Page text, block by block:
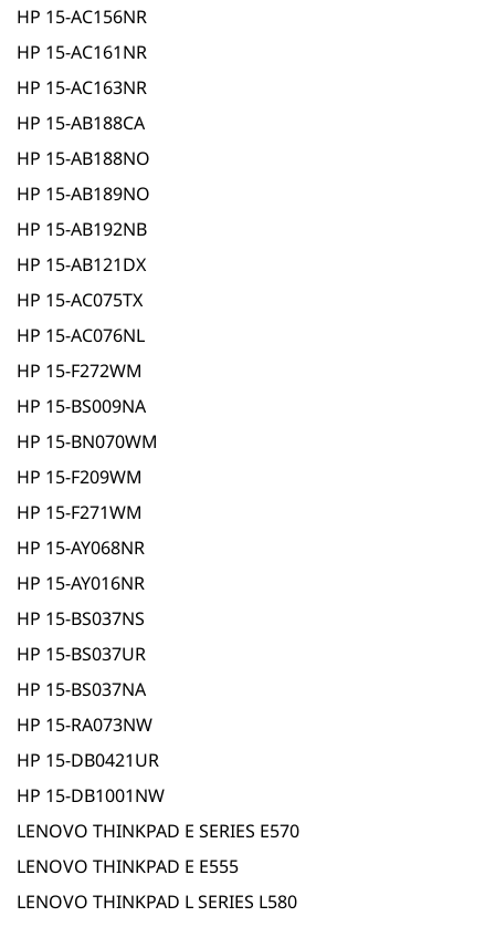
HP 15-AC156NR
HP 15-AC161NR
HP 15-AC163NR
HP 15-AB188CA
HP 15-AB188NO
HP 15-AB189NO
HP 15-AB192NB
HP 15-AB121DX
HP 15-AC075TX
HP 15-AC076NL
HP 15-F272WM
HP 15-BS009NA
HP 15-BN070WM
HP 15-F209WM
HP 15-F271WM
HP 15-AY068NR
HP 15-AY016NR
HP 15-BS037NS
HP 15-BS037UR
HP 15-BS037NA
HP 15-RA073NW
HP 15-DB0421UR
HP 15-DB1001NW
LENOVO THINKPAD E SERIES E570
LENOVO THINKPAD E E555
LENOVO THINKPAD L SERIES L580